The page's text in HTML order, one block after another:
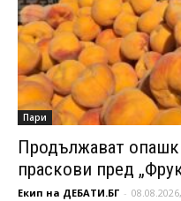
Пари
Продължават
праскови пред
Екип на ДЕБАТИ.БГ -